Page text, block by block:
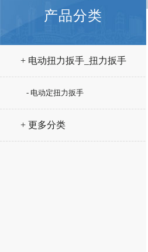
产品分类
+ 电动扭力扳手_扭力扳手
- 电动定扭力扳手
+ 更多分类